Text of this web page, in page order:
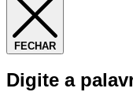
FECHAR
Digite a